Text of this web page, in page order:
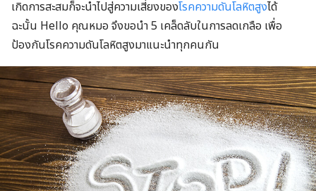
เกิดการสะสมก็จะนำไปสู่ความเสี่ยงของโรคความดันโลหิตสูงได้
ฉะนั้น Hello คุณหมอ จึงขอนำ5 เคล็ดลับในการลดเกลือ เพื่อ
ป้องกันโรคความดันโลหิตสูงมาแนะนำทุกคนกัน